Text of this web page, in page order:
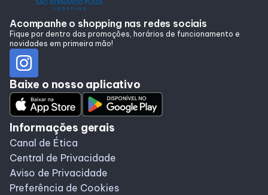
Alimentação
Programa de benefícios
Acompanhe o shopping nas redes sociais
Fique por dentro das promoções, horários de funcionamento e
novidades em primeira mão!
Baixe o nosso aplicativo
Informações gerais
Canal de Ética
Central de Privacidade
Aviso de Privacidade
Preferência de Cookies